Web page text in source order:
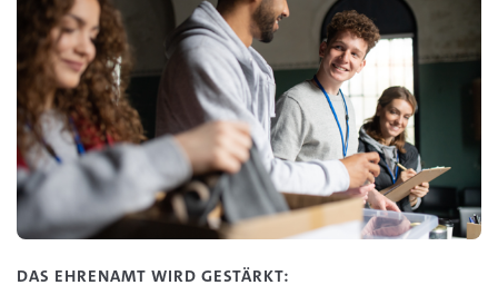
DAS EHRENAMT WIRD GESTÄRKT: